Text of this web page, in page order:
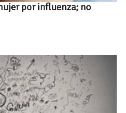
por influenza; no